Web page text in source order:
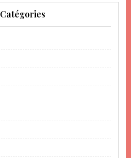
Catégories